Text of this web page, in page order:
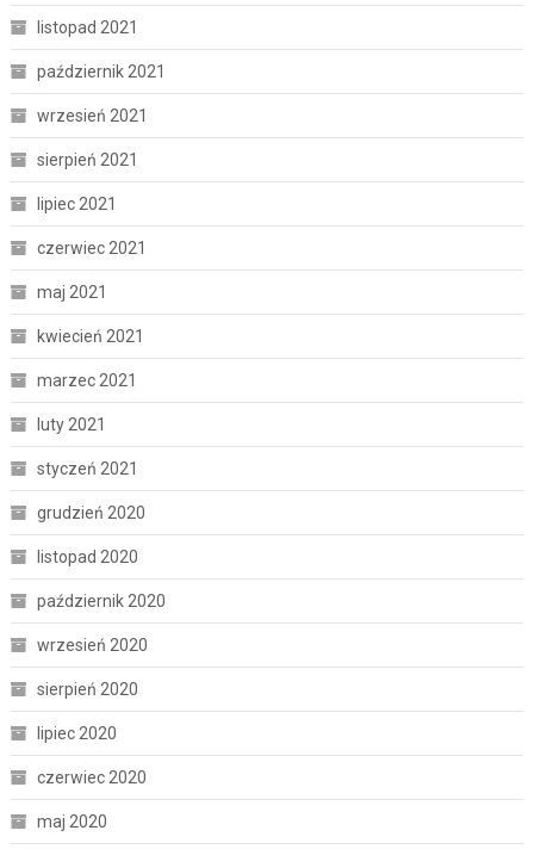
listopad 2021
październik 2021
wrzesień 2021
sierpień 2021
lipiec 2021
czerwiec 2021
maj 2021
kwiecień 2021
marzec 2021
luty 2021
styczeń 2021
grudzień 2020
listopad 2020
październik 2020
wrzesień 2020
sierpień 2020
lipiec 2020
czerwiec 2020
maj 2020